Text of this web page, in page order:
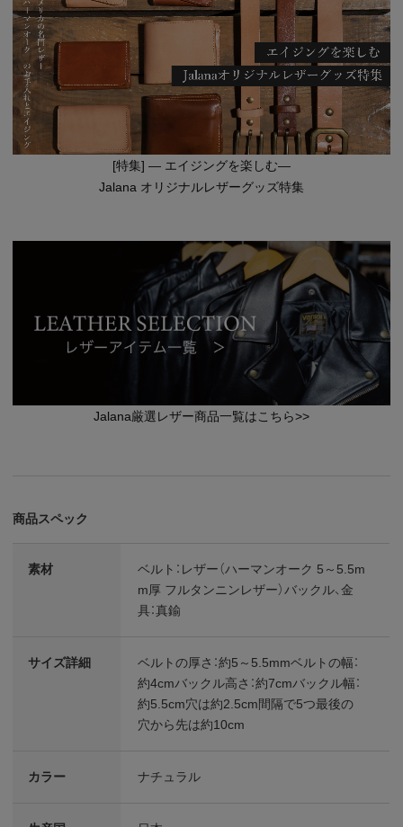
[特集] — エイジングを楽しむ—
Jalana オリジナルレザーグッズ特集
Jalana厳選レザー商品一覧はこちら>>
商品スペック
素材
ベルト：レザー（ハーマンオーク 5～5.5m
m厚 フルタンニンレザー）バックル、金
具：真鍮
サイズ詳細
ベルトの厚さ：約5～5.5mmベルトの幅：
約4cmバックル高さ：約7cmバックル幅：
約5.5cm穴は約2.5cm間隔で5つ最後の
穴から先は約10cm
カラー ナチュラル